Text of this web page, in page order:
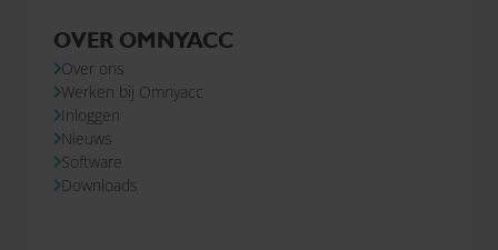
OVER OMNYACC
Over ons
Werken bij Omnyacc
Inloggen
Nieuws
Software
Downloads